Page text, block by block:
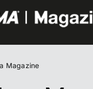
Magazine